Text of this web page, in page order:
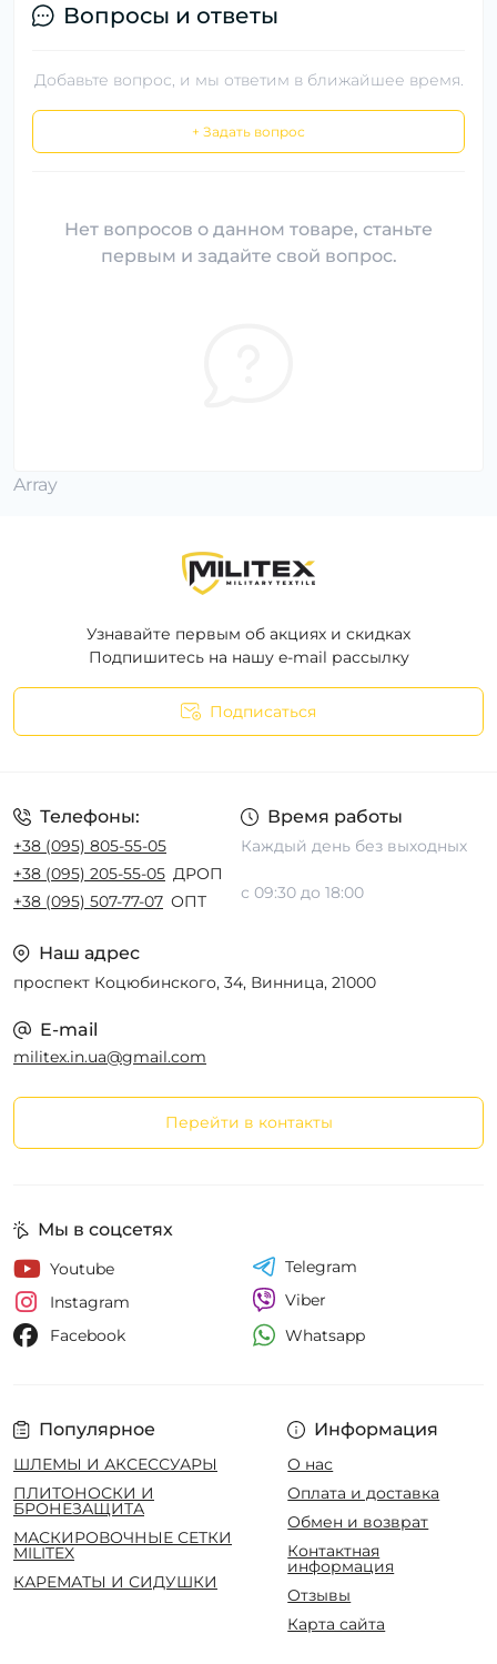
Вопросы и ответы
Добавьте вопрос, и мы ответим в ближайшее время.
+ Задать вопрос
Нет вопросов о данном товаре, станьте
первым и задайте свой вопрос.
Array
Узнавайте первым об акциях и скидках
Подпишитесь на нашу e-mail рассылку
Подписаться
Телефоны:
+38 (095) 805-55-05
+38 (095) 205-55-05 ДРОП
+38 (095) 507-77-07 ОПТ
Время работы
Каждый день без выходных
с 09:30 до 18:00
Наш адрес
проспект Коцюбинского, 34, Винница, 21000
E-mail
militex.in.ua@gmail.com
Перейти в контакты
Популярное
ШЛЕМЫ И АКСЕССУАРЫ
ПЛИТОНОСКИ И
БРОНЕЗАЩИТА
МАСКИРОВОЧНЫЕ СЕТКИ
MILITEX
КАРЕМАТЫ И СИДУШКИ
Информация
О нас
Оплата и доставка
Обмен и возврат
Контактная
информация
Отзывы
Карта сайта
Мы в соцсетях
Youtube
Instagram
Facebook
Telegram
Viber
Whatsapp